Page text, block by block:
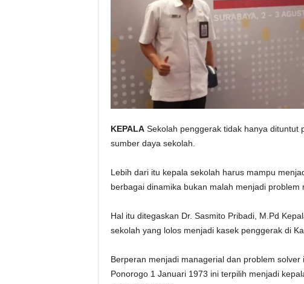
KEPALASekolah penggerak tidak hanya dituntut
sumber daya sekolah.
Lebih dari itu kepala sekolah harus mampu
berbagai dinamika bukan malah menjadi problem
Hal itu ditegaskan Dr. Sasmito Pribadi, M.Pd
sekolah yang lolos menjadi kasek penggerak di
Berperan menjadi managerial dan problem
Ponorogo 1 Januari 1973 ini terpilih menjadi